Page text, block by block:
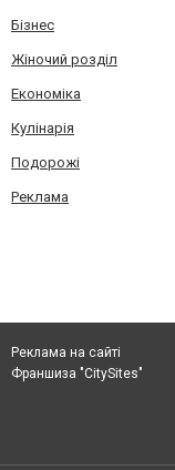
Бізнес
Жіночий розділ
Економіка
Кулінарія
Подорожі
Реклама
Реклама на сайті
Франшиза "CitySites"